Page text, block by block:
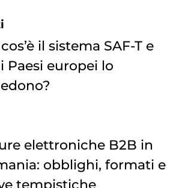
il sistema SAF-T e
Paesi europei lo
elettroniche B2B in
obblighi, formati e